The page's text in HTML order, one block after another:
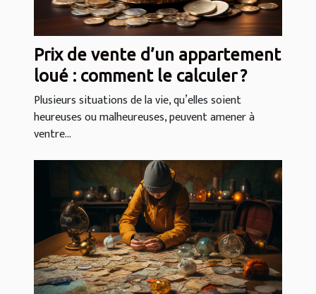
Prix de vente d’un appartement
loué : comment le calculer ?
Plusieurs situations de la vie, qu’elles soient
heureuses ou malheureuses, peuvent amener à
ventre...